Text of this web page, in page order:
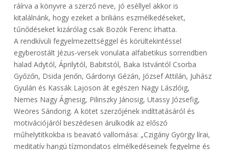
ráírva a könyvre a szerző neve, jó eséllyel akkor is
kitalálnánk, hogy ezeket a briliáns eszmélkedéseket,
tűnődéseket kizárólag csak Bozók Ferenc írhatta.
A rendkívüli fegyelmezettséggel és körültekintéssel
egyberostált Jézus-versek vonulata alfabetikus sorrendben
halad Adytól, Áprilytól, Babitstól, Baka Istvántól Csorba
Győzőn, Dsida Jenőn, Gárdonyi Gézán, József Attilán, Juhász
Gyulán és Kassák Lajoson át egészen Nagy Lászlóig,
Nemes Nagy Ágnesig, Pilinszky Jánosig, Utassy Józsefig,
Weöres Sándorig. A kötet szerzőjének indíttatásáról és
motivációjáról beszédesen árulkodik az előszó
műhelytitkokba is beavató vallomása: „Czigány György lírai,
meditatív hangú tízmondatos elmélkedéseinek fegyelme és